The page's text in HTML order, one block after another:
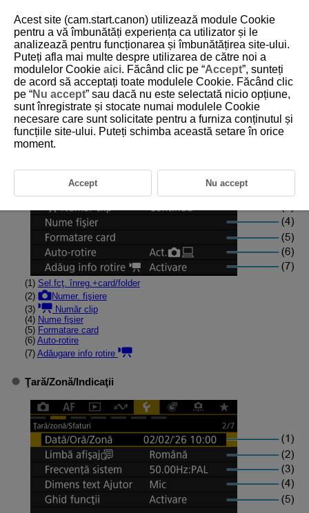
D388-201
Filă meniuri: Setare
Setare fişier/card
(1) Sel.fcţ. înreg.+card/folder
(2)
Numer. fişiere
(3)
Număr clip
(4) Nume fişier
(5) Formatare card
(6) Auto-rotire
(7) Adăugare info rotire
Ţară/Zonă/Indicaţii
Acest site (cam.start.canon) utilizează module Cookie
pentru a vă îmbunătăți experiența ca utilizator și le
analizează pentru funcționarea și îmbunătățirea site-ului.
Puteți afla mai multe despre utilizarea de către noi a
modulelor Cookie aici. Făcând clic pe “Accept”, sunteți
de acord să acceptați toate modulele Cookie. Făcând clic
pe “Nu accept” sau dacă nu este selectată nicio opțiune,
sunt înregistrate și stocate numai modulele Cookie
necesare care sunt solicitate pentru a furniza conținutul și
funcțiile site-ului. Puteți schimba această setare în orice
moment.
Accept Nu accept